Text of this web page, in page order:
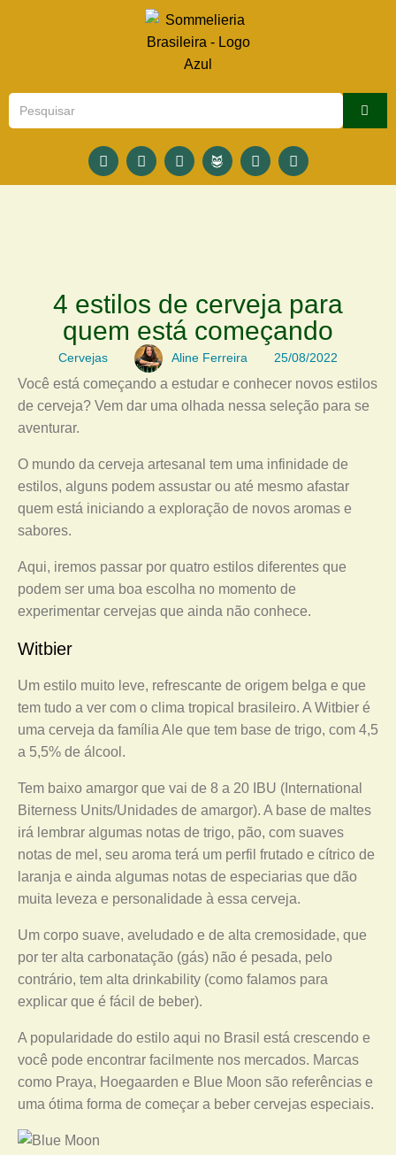
4 estilos de cerveja para
quem está começando
Cervejas Aline Ferreira 25/08/2022
Você está começando a estudar e conhecer novos estilos
de cerveja? Vem dar uma olhada nessa seleção para se
aventurar.
O mundo da cerveja artesanal tem uma infinidade de
estilos, alguns podem assustar ou até mesmo afastar
quem está iniciando a exploração de novos aromas e
sabores.
Aqui, iremos passar por quatro estilos diferentes que
podem ser uma boa escolha no momento de
experimentar cervejas que ainda não conhece.
Witbier
Um estilo muito leve, refrescante de origem belga e que
tem tudo a ver com o clima tropical brasileiro. A Witbier é
uma cerveja da família Ale que tem base de trigo, com 4,5
a 5,5% de álcool.
Tem baixo amargor que vai de 8 a 20 IBU (International
Biterness Units/Unidades de amargor). A base de maltes
irá lembrar algumas notas de trigo, pão, com suaves
notas de mel, seu aroma terá um perfil frutado e cítrico de
laranja e ainda algumas notas de especiarias que dão
muita leveza e personalidade à essa cerveja.
Um corpo suave, aveludado e de alta cremosidade, que
por ter alta carbonatação (gás) não é pesada, pelo
contrário, tem alta drinkability (como falamos para
explicar que é fácil de beber).
A popularidade do estilo aqui no Brasil está crescendo e
você pode encontrar facilmente nos mercados. Marcas
como Praya, Hoegaarden e Blue Moon são referências e
uma ótima forma de começar a beber cervejas especiais.